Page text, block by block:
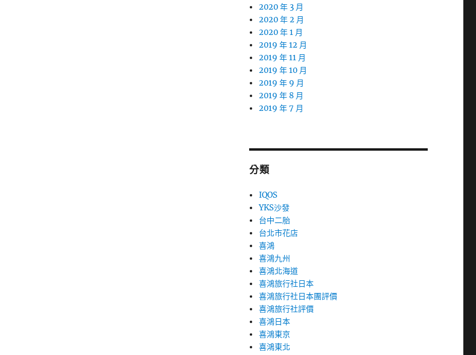
2020 年 3 月
2020 年 2 月
2020 年 1 月
2019 年 12 月
2019 年 11 月
2019 年 10 月
2019 年 9 月
2019 年 8 月
2019 年 7 月
分類
IQOS
YKS沙發
台中二胎
台北市花店
喜鴻
喜鴻九州
喜鴻北海道
喜鴻旅行社日本
喜鴻旅行社日本團評價
喜鴻旅行社評價
喜鴻日本
喜鴻東京
喜鴻東北